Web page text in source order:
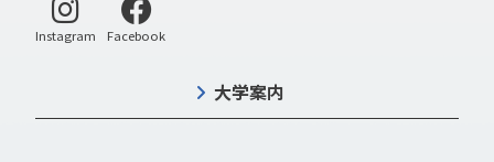
Instagram 別ウィンドウで開く
Facebook別ウィンドウで開く
大学案内